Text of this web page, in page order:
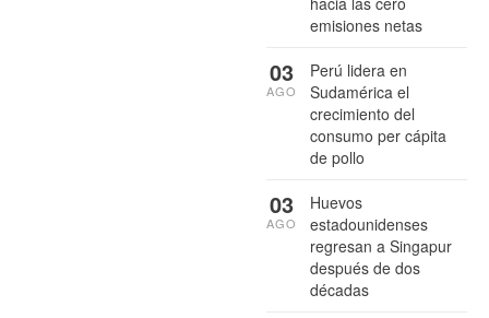
emisiones netas
Perú lidera en
Sudamérica el
crecimiento del
consumo per cápita
de pollo
03
AGO
Huevos
estadounidenses
regresan a Singapur
después de dos
décadas
03
AGO